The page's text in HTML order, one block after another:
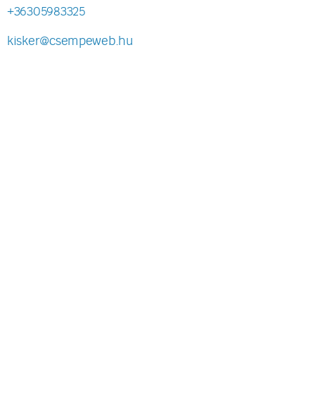
+36305983325
kisker@csempeweb.hu